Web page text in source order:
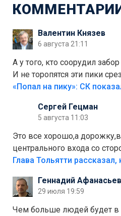
Валентин Князев
6 августа 21:11
А у того, кто соорудил
И не торопятся эти пики
Сергей Гецман
5 августа 11:03
Это все хорошо,а
центрального входа со
аттракционам слабо
лежала в парке и
украли.
Геннадий Афанасьев
29 июля 19:59
Чем больше людей будет в